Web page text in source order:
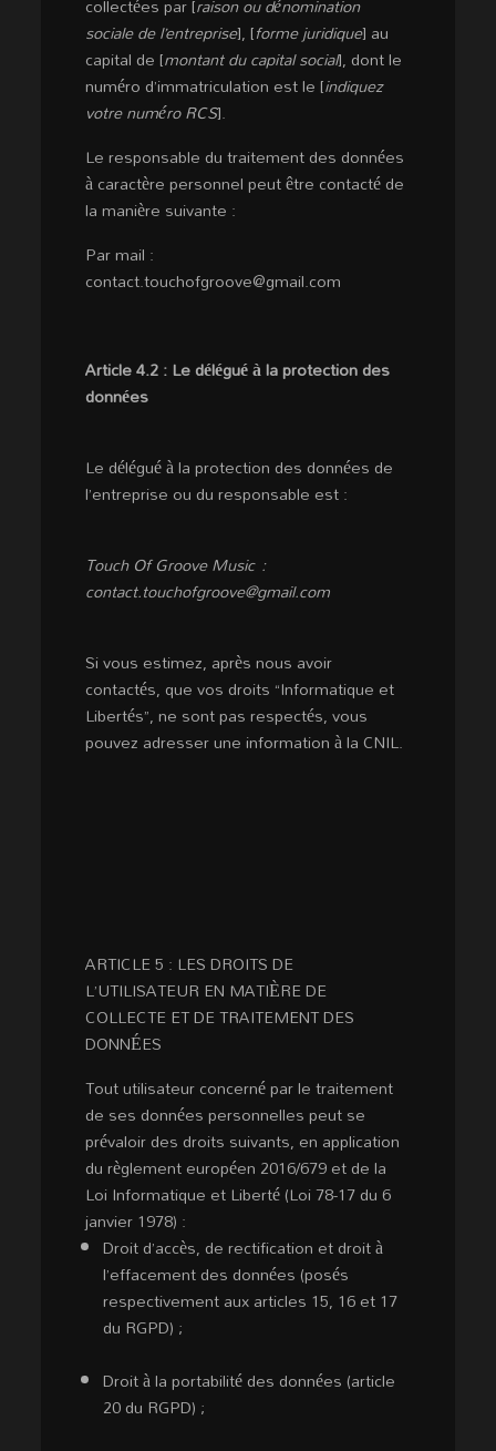
sociale de l’entreprise], [forme juridique] au
capital de [montant du capital social], dont le
numéro d’immatriculation est le [indiquez
votre numéro RCS].
Le responsable du traitement des données
à caractère personnel peut être contacté de
la manière suivante :
Par mail :
contact.touchofgroove@gmail.com
Article 4.2 : Le délégué à la protection des
données
Le délégué à la protection des données de
l’entreprise ou du responsable est :
Touch Of Groove Music :
contact.touchofgroove@gmail.com
Si vous estimez, après nous avoir
contactés, que vos droits “Informatique et
Libertés”, ne sont pas respectés, vous
pouvez adresser une information à la CNIL.
ARTICLE 5 : LES DROITS DE
L’UTILISATEUR EN MATIÈRE DE
COLLECTE ET DE TRAITEMENT DES
DONNÉES
Tout utilisateur concerné par le traitement
de ses données personnelles peut se
prévaloir des droits suivants, en application
du règlement européen 2016/679 et de la
Loi Informatique et Liberté (Loi 78-17 du 6
janvier 1978) :
Droit d’accès, de rectification et droit à
l’effacement des données (posés
respectivement aux articles 15, 16 et 17
du RGPD) ;
Droit à la portabilité des données (article
20 du RGPD) ;